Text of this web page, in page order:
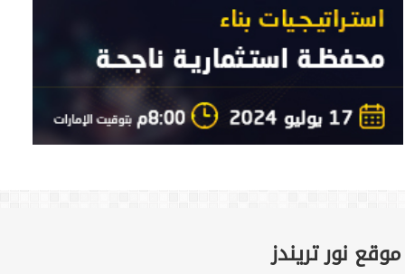
موقع نور تريندز